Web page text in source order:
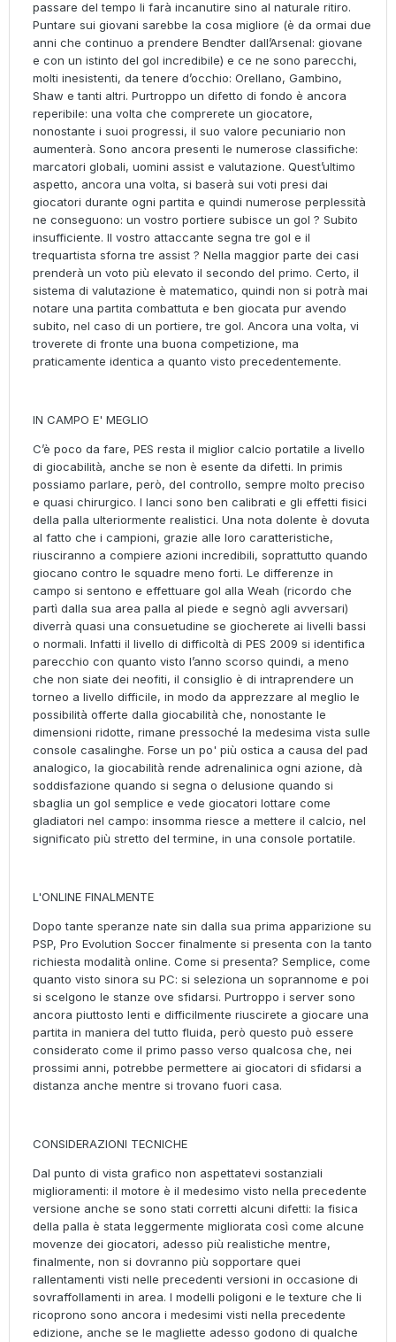
passare del tempo li farà incanutire sino al naturale ritiro.
Puntare sui giovani sarebbe la cosa migliore (è da ormai due
anni che continuo a prendere Bendter dall’Arsenal: giovane
e con un istinto del gol incredibile) e ce ne sono parecchi,
molti inesistenti, da tenere d’occhio: Orellano, Gambino,
Shaw e tanti altri. Purtroppo un difetto di fondo è ancora
reperibile: una volta che comprerete un giocatore,
nonostante i suoi progressi, il suo valore pecuniario non
aumenterà. Sono ancora presenti le numerose classifiche:
marcatori globali, uomini assist e valutazione. Quest’ultimo
aspetto, ancora una volta, si baserà sui voti presi dai
giocatori durante ogni partita e quindi numerose perplessità
ne conseguono: un vostro portiere subisce un gol ? Subito
insufficiente. Il vostro attaccante segna tre gol e il
trequartista sforna tre assist ? Nella maggior parte dei casi
prenderà un voto più elevato il secondo del primo. Certo, il
sistema di valutazione è matematico, quindi non si potrà mai
notare una partita combattuta e ben giocata pur avendo
subito, nel caso di un portiere, tre gol. Ancora una volta, vi
troverete di fronte una buona competizione, ma
praticamente identica a quanto visto precedentemente.
IN CAMPO E' MEGLIO
C’è poco da fare, PES resta il miglior calcio portatile a livello
di giocabilità, anche se non è esente da difetti. In primis
possiamo parlare, però, del controllo, sempre molto preciso
e quasi chirurgico. I lanci sono ben calibrati e gli effetti fisici
della palla ulteriormente realistici. Una nota dolente è dovuta
al fatto che i campioni, grazie alle loro caratteristiche,
riusciranno a compiere azioni incredibili, soprattutto quando
giocano contro le squadre meno forti. Le differenze in
campo si sentono e effettuare gol alla Weah (ricordo che
partì dalla sua area palla al piede e segnò agli avversari)
diverrà quasi una consuetudine se giocherete ai livelli bassi
o normali. Infatti il livello di difficoltà di PES 2009 si identifica
parecchio con quanto visto l’anno scorso quindi, a meno
che non siate dei neofiti, il consiglio è di intraprendere un
torneo a livello difficile, in modo da apprezzare al meglio le
possibilità offerte dalla giocabilità che, nonostante le
dimensioni ridotte, rimane pressoché la medesima vista sulle
console casalinghe. Forse un po' più ostica a causa del pad
analogico, la giocabilità rende adrenalinica ogni azione, dà
soddisfazione quando si segna o delusione quando si
sbaglia un gol semplice e vede giocatori lottare come
gladiatori nel campo: insomma riesce a mettere il calcio, nel
significato più stretto del termine, in una console portatile.
L'ONLINE FINALMENTE
Dopo tante speranze nate sin dalla sua prima apparizione su
PSP, Pro Evolution Soccer finalmente si presenta con la tanto
richiesta modalità online. Come si presenta? Semplice, come
quanto visto sinora su PC: si seleziona un soprannome e poi
si scelgono le stanze ove sfidarsi. Purtroppo i server sono
ancora piuttosto lenti e difficilmente riuscirete a giocare una
partita in maniera del tutto fluida, però questo può essere
considerato come il primo passo verso qualcosa che, nei
prossimi anni, potrebbe permettere ai giocatori di sfidarsi a
distanza anche mentre si trovano fuori casa.
CONSIDERAZIONI TECNICHE
Dal punto di vista grafico non aspettatevi sostanziali
miglioramenti: il motore è il medesimo visto nella precedente
versione anche se sono stati corretti alcuni difetti: la fisica
della palla è stata leggermente migliorata così come alcune
movenze dei giocatori, adesso più realistiche mentre,
finalmente, non si dovranno più sopportare quei
rallentamenti visti nelle precedenti versioni in occasione di
sovraffollamenti in area. I modelli poligoni e le texture che li
ricoprono sono ancora i medesimi visti nella precedente
edizione, anche se le magliette adesso godono di qualche